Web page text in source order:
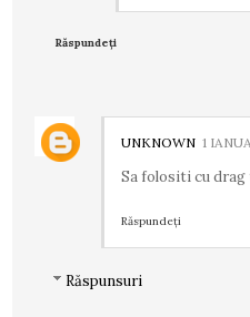
Răspundeți
UNKNOWN 1
Sa folositi cu
Răspundeți
Răspunsuri